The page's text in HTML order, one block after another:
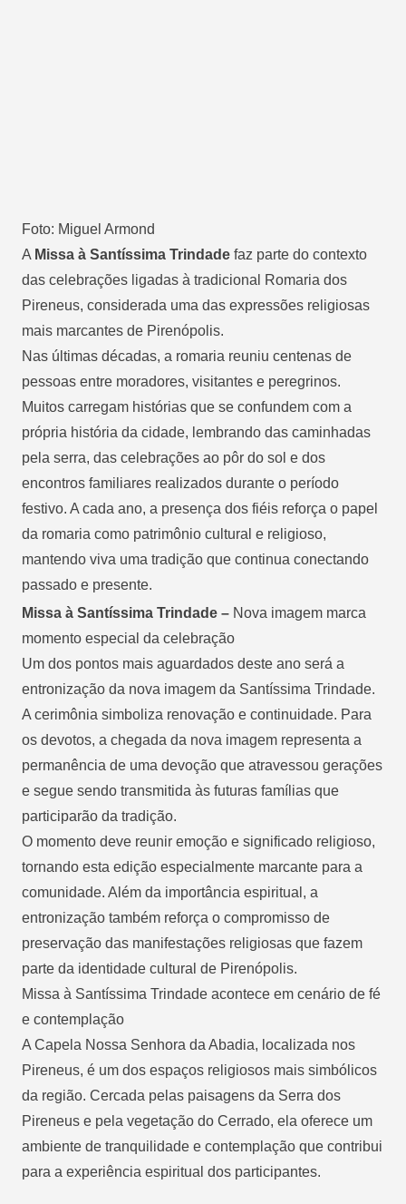
Foto: Miguel Armond
A Missa à Santíssima Trindade faz parte do contexto
das celebrações ligadas à tradicional Romaria dos
Pireneus, considerada uma das expressões religiosas
mais marcantes de Pirenópolis.
Nas últimas décadas, a romaria reuniu centenas de
pessoas entre moradores, visitantes e peregrinos.
Muitos carregam histórias que se confundem com a
própria história da cidade, lembrando das caminhadas
pela serra, das celebrações ao pôr do sol e dos
encontros familiares realizados durante o período
festivo. A cada ano, a presença dos fiéis reforça o papel
da romaria como patrimônio cultural e religioso,
mantendo viva uma tradição que continua conectando
passado e presente.
Missa à Santíssima Trindade – Nova imagem marca
momento especial da celebração
Um dos pontos mais aguardados deste ano será a
entronização da nova imagem da Santíssima Trindade.
A cerimônia simboliza renovação e continuidade. Para
os devotos, a chegada da nova imagem representa a
permanência de uma devoção que atravessou gerações
e segue sendo transmitida às futuras famílias que
participarão da tradição.
O momento deve reunir emoção e significado religioso,
tornando esta edição especialmente marcante para a
comunidade. Além da importância espiritual, a
entronização também reforça o compromisso de
preservação das manifestações religiosas que fazem
parte da identidade cultural de Pirenópolis.
Missa à Santíssima Trindade acontece em cenário de fé
e contemplação
A Capela Nossa Senhora da Abadia, localizada nos
Pireneus, é um dos espaços religiosos mais simbólicos
da região. Cercada pelas paisagens da Serra dos
Pireneus e pela vegetação do Cerrado, ela oferece um
ambiente de tranquilidade e contemplação que contribui
para a experiência espiritual dos participantes.